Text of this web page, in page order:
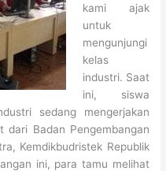
kami ajak
untuk
mengunjungi
kelas
industri. Saat
ini, siswa
sedang mengerjakan
Badan Pengembangan
Kemdikbudristek Republik
ini, para tamu melihat